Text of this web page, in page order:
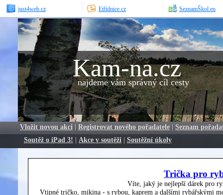
just4web.cz Etřídnice.cz SeznamŠkol.eu
Kam-na.cz
najdeme vám správný cíl cesty
Vložit novou akci | Registrovat nového pořadatele | Seznam
Soutěž o iPad 3! | Akce v soutěži | Soutěžní úkoly
Trička pro
Víte, jaký je nejlepší dárek pro
Vtipné tričko, mikina - s rybou, kaprem a dalšími rybářskými